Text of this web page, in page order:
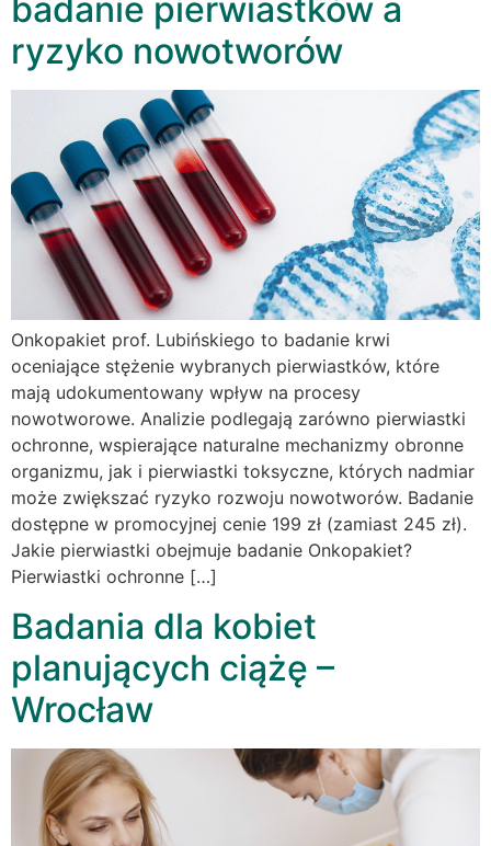
badanie pierwiastków a
ryzyko nowotworów
Onkopakiet prof. Lubińskiego to badanie krwi
oceniające stężenie wybranych pierwiastków, które
mają udokumentowany wpływ na procesy
nowotworowe. Analizie podlegają zarówno pierwiastki
ochronne, wspierające naturalne mechanizmy obronne
organizmu, jak i pierwiastki toksyczne, których nadmiar
może zwiększać ryzyko rozwoju nowotworów. Badanie
dostępne w promocyjnej cenie 199 zł (zamiast 245 zł).
Jakie pierwiastki obejmuje badanie Onkopakiet?
Pierwiastki ochronne […]
Badania dla kobiet
planujących ciążę –
Wrocław